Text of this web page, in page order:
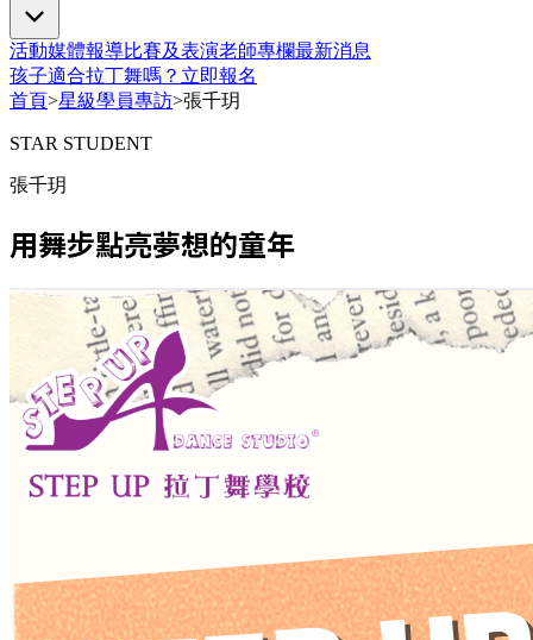
活動媒體報導比賽及表演老師專欄最新消息
孩子適合拉丁舞嗎？ 立即報名
首頁>星級學員專訪>張千玥
STAR STUDENT
張千玥
用舞步點亮夢想的童年